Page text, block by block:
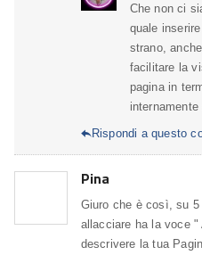
Che non ci
quale
strano,
facilitare la
pagina in
Rispondi a questo
Pina
Giuro che è così, su
allacciare ha la voce "
descrivere la tua